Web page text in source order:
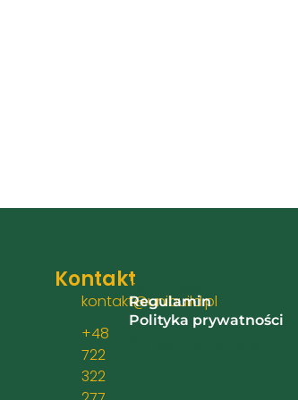
Kontakt
kontakt@unibuild.pl
+48
722
322
Informacje
Regulamin
Polityka prywatności